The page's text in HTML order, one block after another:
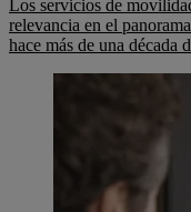
Los servicios de
relevancia en el
hace más de una década